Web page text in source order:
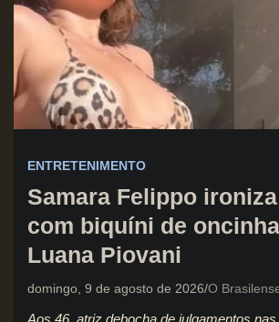
ENTRETENIMENTO
Samara Felippo
com biquíni de
Luana Piovani
domingo, 9 de agosto de 2026 O
Aos 46, atriz debocha de julgamentos